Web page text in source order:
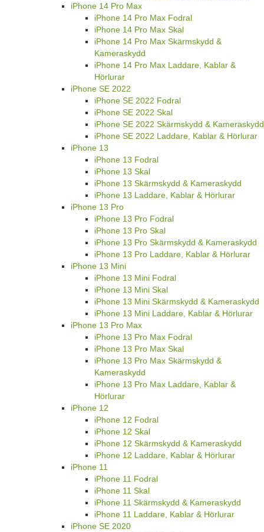
iPhone 14 Pro Max
iPhone 14 Pro Max Fodral
iPhone 14 Pro Max Skal
iPhone 14 Pro Max Skärmskydd &
Kameraskydd
iPhone 14 Pro Max Laddare, Kablar &
Hörlurar
iPhone SE 2022
iPhone SE 2022 Fodral
iPhone SE 2022 Skal
iPhone SE 2022 Skärmskydd & Kameraskydd
iPhone SE 2022 Laddare, Kablar & Hörlurar
iPhone 13
iPhone 13 Fodral
iPhone 13 Skal
iPhone 13 Skärmskydd & Kameraskydd
iPhone 13 Laddare, Kablar & Hörlurar
iPhone 13 Pro
iPhone 13 Pro Fodral
iPhone 13 Pro Skal
iPhone 13 Pro Skärmskydd & Kameraskydd
iPhone 13 Pro Laddare, Kablar & Hörlurar
iPhone 13 Mini
iPhone 13 Mini Fodral
iPhone 13 Mini Skal
iPhone 13 Mini Skärmskydd & Kameraskydd
iPhone 13 Mini Laddare, Kablar & Hörlurar
iPhone 13 Pro Max
iPhone 13 Pro Max Fodral
iPhone 13 Pro Max Skal
iPhone 13 Pro Max Skärmskydd &
Kameraskydd
iPhone 13 Pro Max Laddare, Kablar &
Hörlurar
iPhone 12
iPhone 12 Fodral
iPhone 12 Skal
iPhone 12 Skärmskydd & Kameraskydd
iPhone 12 Laddare, Kablar & Hörlurar
iPhone 11
iPhone 11 Fodral
iPhone 11 Skal
iPhone 11 Skärmskydd & Kameraskydd
iPhone 11 Laddare, Kablar & Hörlurar
iPhone SE 2020